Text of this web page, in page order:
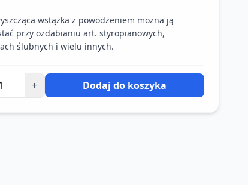
wstążka z powodzeniem można ją
przy ozdabianiu art. styropianowych,
ślubnych i wielu innych.
+ Dodaj do koszyka